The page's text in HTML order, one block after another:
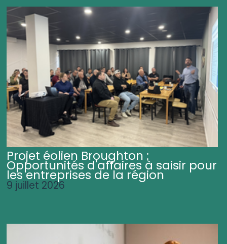
Projet éolien Broughton :
Opportunités d'affaires à saisir pour
les entreprises de la région
9 juillet 2026